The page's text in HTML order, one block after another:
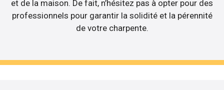
et de la maison. De fait, n’hésitez pas à opter pour des
professionnels pour garantir la solidité et la pérennité
de votre charpente.